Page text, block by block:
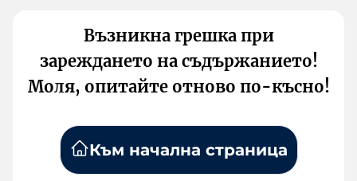
Възникна грешка при
зареждането на съдържанието!
Моля, опитайте отново по-късно!
Към начална страница